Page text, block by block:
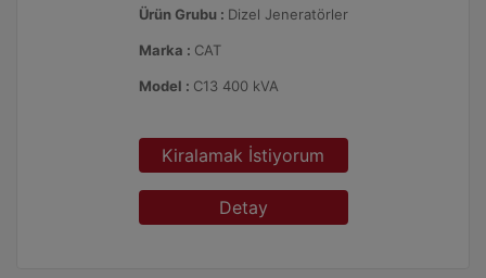
Ürün Grubu : Dizel Jeneratörler
Marka : CAT
Model : C13 400 kVA
Kiralamak İstiyorum
Detay